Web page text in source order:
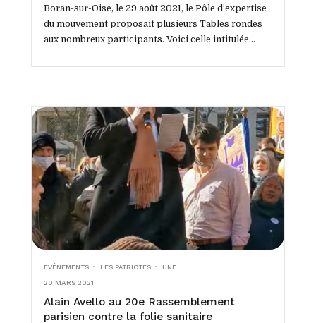
Boran-sur-Oise, le 29 août 2021, le Pôle d’expertise
du mouvement proposait plusieurs Tables rondes
aux nombreux participants. Voici celle intitulée...
EVÉNEMENTS LES PATRIOTES
UNE
20 MARS 2021
Alain Avello au 20e Rassemblement
parisien contre la folie sanitaire